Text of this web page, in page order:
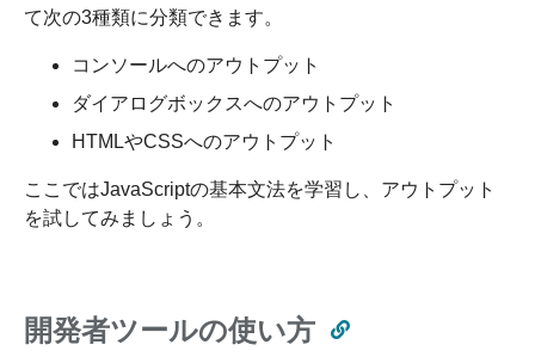
て次の3種類に分類できます。
コンソールへのアウトプット
ダイアログボックスへのアウトプット
HTMLやCSSへのアウトプット
ここではJavaScriptの基本文法を学習し、アウトプット
を試してみましょう。
開発者ツールの使い方